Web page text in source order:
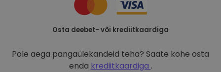
Osta deebet- või krediitkaardiga
Pole aega pangaülekandeid teha? Saate kohe osta
enda krediitkaardiga .